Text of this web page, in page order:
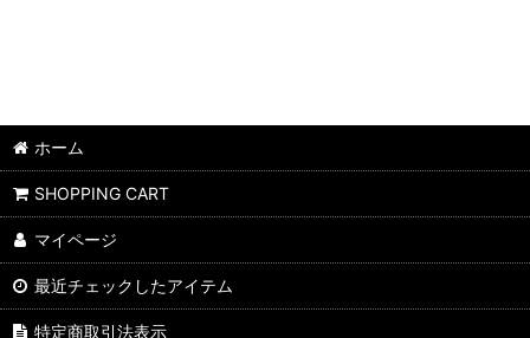
ホーム
SHOPPING CART
マイページ
最近チェックしたアイテム
特定商取引法表示